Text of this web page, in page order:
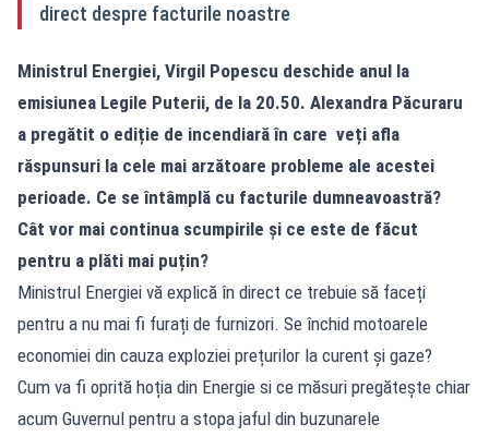
direct despre facturile noastre
Ministrul Energiei, Virgil Popescu deschide anul la
emisiunea Legile Puterii, de la 20.50. Alexandra Păcuraru
a pregătit o ediție de incendiară în care veți afla
răspunsuri la cele mai arzătoare probleme ale acestei
perioade. Ce se întâmplă cu facturile dumneavoastră?
Cât vor mai continua scumpirile și ce este de făcut
pentru a plăti mai puțin?
Ministrul Energiei vă explică în direct ce trebuie să faceți
pentru a nu mai fi furați de furnizori. Se închid motoarele
economiei din cauza exploziei prețurilor la curent și gaze?
Cum va fi oprită hoția din Energie si ce măsuri pregătește chiar
acum Guvernul pentru a stopa jaful din buzunarele